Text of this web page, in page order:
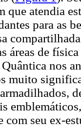
que atendia
para as
áreas de
nos
muito
com seu ex-